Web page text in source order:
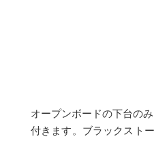
オープンボードの下台の
付きます。ブラックスト